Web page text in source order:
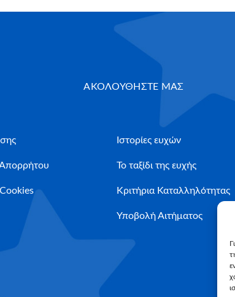
ΑΚΟΛΟΥΘΗΣΤΕ ΜΑΣ
Απορρήτου
Ιστορίες ευχών
Το ταξίδι της ευχής
Κριτήρια Καταλληλότητας
Υποβολή Αιτήματος